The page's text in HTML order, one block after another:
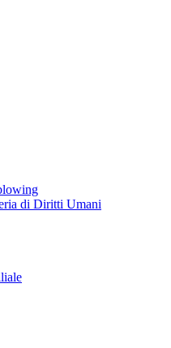
di Diritti Umani